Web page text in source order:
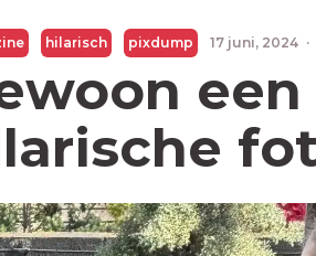
hilarisch pixdump 17 juni, 2024 ·